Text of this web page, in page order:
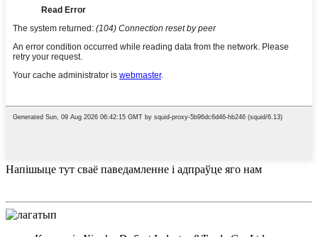
Напішыце тут сваё паведамленне і адпраўце яго нам